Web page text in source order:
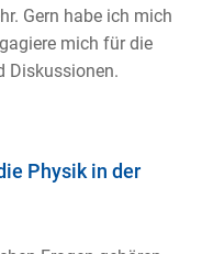
Gern habe ich mich
mich für die
Diskussionen.
Physik in der